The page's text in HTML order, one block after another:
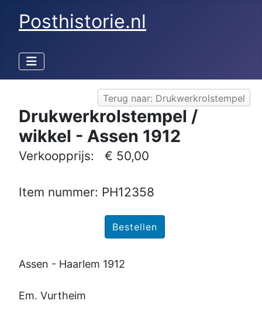
Posthistorie.nl
Terug naar: Drukwerkrolstempel
Drukwerkrolstempel /
wikkel - Assen 1912
Verkoopprijs: € 50,00
Item nummer: PH12358
Assen - Haarlem 1912
Em. Vurtheim